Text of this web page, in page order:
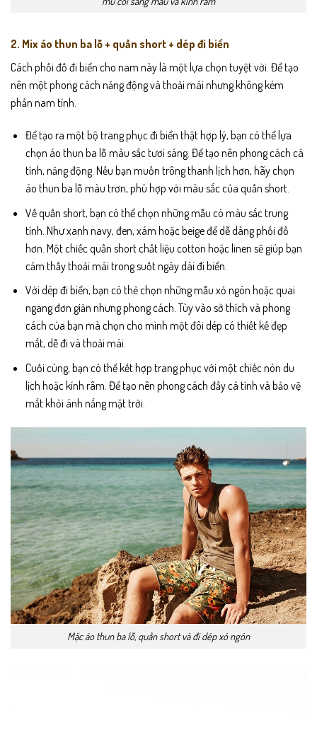
2. Mix áo thun ba lỗ + quần short + dép đi biển
Cách phối đồ đi biển cho nam này là một lựa chọn tuyệt vời. Để tạo
nên một phong cách năng động và thoải mái nhưng không kém
phần nam tính.
Để tạo ra một bộ trang phục đi biển thật hợp lý, bạn có thể lựa
chọn áo thun ba lỗ màu sắc tươi sáng. Để tạo nên phong cách cá
tính, năng động. Nếu bạn muốn trông thanh lịch hơn, hãy chọn
áo thun ba lỗ màu trơn, phù hợp với màu sắc của quần short.
Về quần short, bạn có thể chọn những mẫu có màu sắc trung
tính. Như xanh navy, đen, xám hoặc beige để dễ dàng phối đồ
hơn. Một chiếc quần short chất liệu cotton hoặc linen sẽ giúp bạn
cảm thấy thoải mái trong suốt ngày dài đi biển.
Với dép đi biển, bạn có thẻ chọn những mẫu xỏ ngón hoặc quai
ngang đơn giản nhưng phong cách. Tùy vào sở thích và phong
cách của bạn mà chọn cho mình một đôi dép có thiết kế đẹp
mắt, dễ đi và thoải mái.
Cuối cùng, bạn có thể kết hợp trang phục với một chiếc nón du
lịch hoặc kính râm. Để tạo nên phong cách đầy cá tính và bảo vệ
mắt khỏi ánh nắng mặt trời.
Mặc áo thun ba lỗ, quần short và đi dép xỏ ngón